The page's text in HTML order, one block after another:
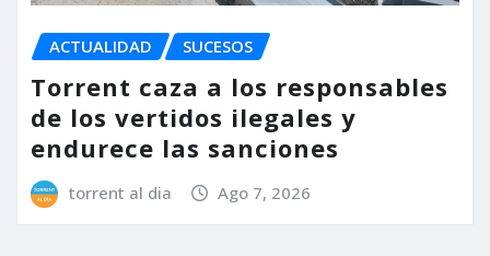
ACTUALIDAD SUCESOS
Torrent caza a los responsables
de los vertidos ilegales y
endurece las sanciones
torrent al dia Ago 7, 2026